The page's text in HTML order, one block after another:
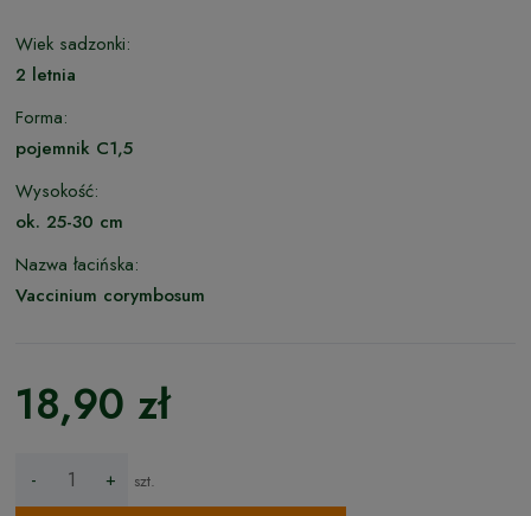
Wiek sadzonki:
2 letnia
Forma:
pojemnik C1,5
Wysokość:
ok. 25-30 cm
Nazwa łacińska:
Vaccinium corymbosum
18,90 zł
- + szt.